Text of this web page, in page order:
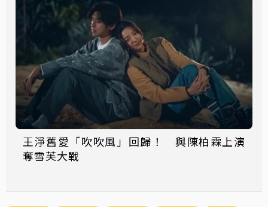
王淨舊愛「吹吹風」回歸！ 與陳柏霖上演
奪雪芙大戰